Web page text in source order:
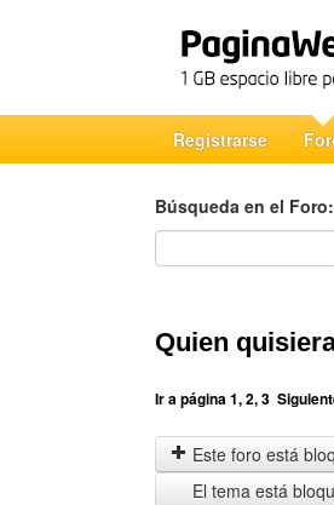
Registrarse
Búsqueda en el Foro:
Búsqueda en el Foro
Quien
Ir a página1,2,3
Este foro está
El tema está